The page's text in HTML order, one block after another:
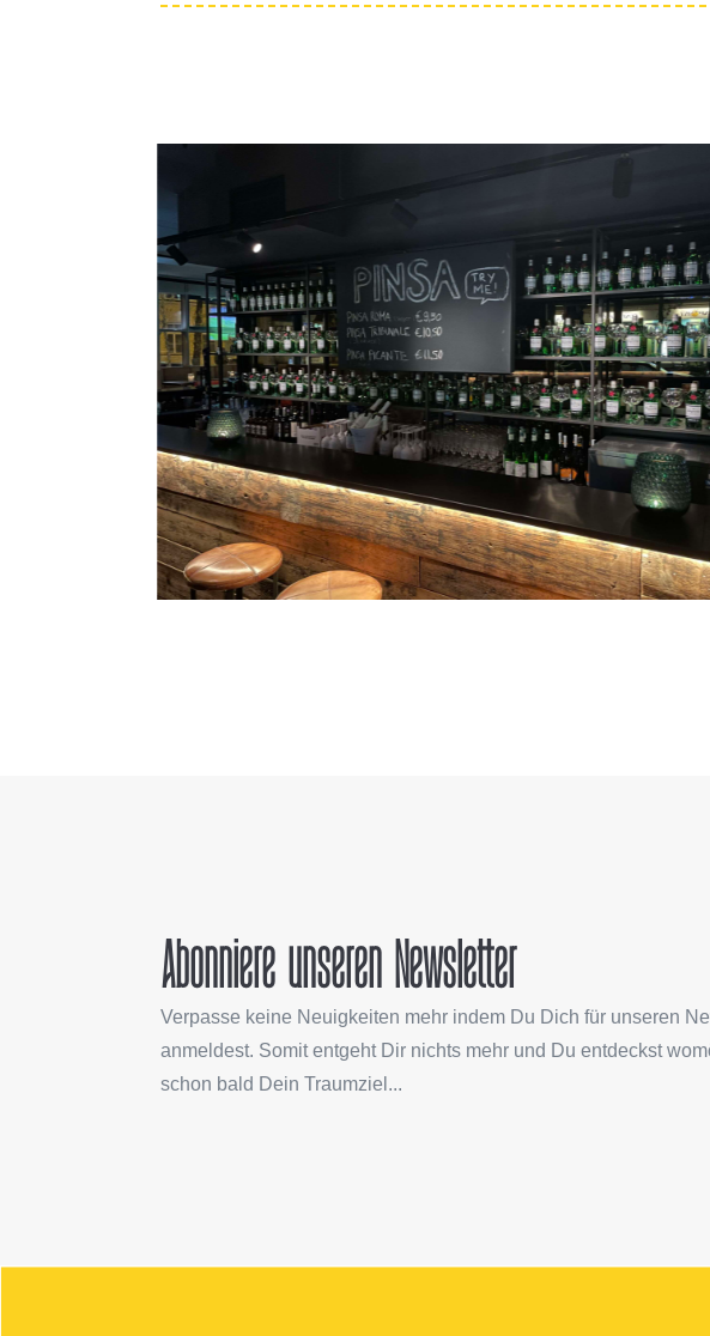
Abonniere unseren Newsletter
Verpasse keine Neuigkeiten mehr indem Du Dich für unseren
anmeldest. Somit entgeht Dir nichts mehr und Du entdeckst
schon bald Dein Traumziel...